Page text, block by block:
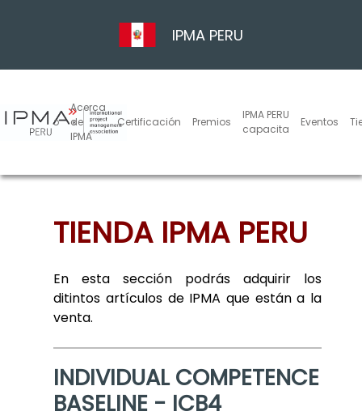
IPMA PERU
Inicio
Acerca
de
IPMA
Certificación Premios
IPMA PERU
capacita
Eventos
TIENDA IPMA PERU
En esta sección podrás adquirir los
ditintos artículos de IPMA que están a la
venta.
INDIVIDUAL COMPETENCE
BASELINE - ICB4